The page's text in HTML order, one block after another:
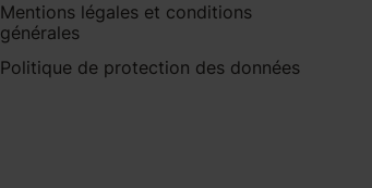
Mentions légales et conditions
générales
Politique de protection des données